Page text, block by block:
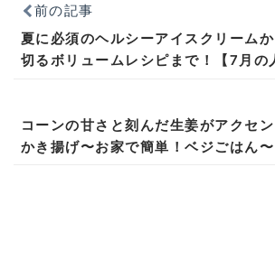
前の記事
夏に必須のヘルシーアイスクリーム
切るボリュームレシピまで！【7月の
コーンの甘さと刻んだ生姜がアクセ
かき揚げ〜お家で簡単！ベジごはん〜